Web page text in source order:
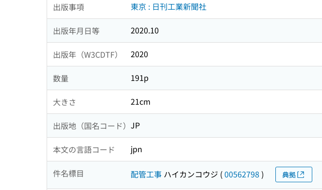
出版事項 東京 : 日刊工業新聞社
出版年月日等 2020.10
出版年（W3CDTF） 2020
数量 191p
大きさ 21cm
出版地（国名コード） JP
本文の言語コード jpn
件名標目 配管工事 ハイカンコウジ (00562798 ) 典拠